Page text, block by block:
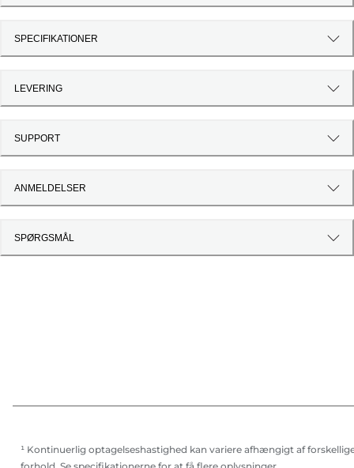
SPECIFIKATIONER
LEVERING
SUPPORT
ANMELDELSER
SPØRGSMÅL
¹ Kontinuerlig optagelseshastighed kan variere afhængigt af